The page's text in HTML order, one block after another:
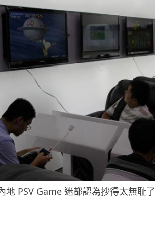
PSV Game 迷都認為抄得太無耻了